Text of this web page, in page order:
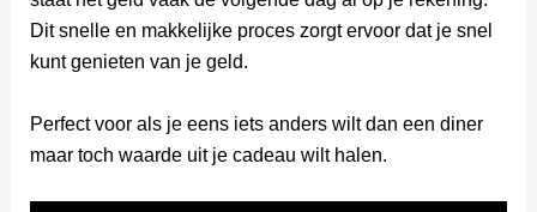
Dit snelle en makkelijke proces zorgt ervoor dat je snel
kunt genieten van je geld.
Perfect voor als je eens iets anders wilt dan een diner
maar toch waarde uit je cadeau wilt halen.